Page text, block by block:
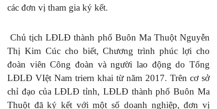
các đơn vị tham gia ký kết.
Chủ tịch LĐLĐ thành phố Buôn Ma Thuột Nguyễn
Thị Kim Cúc cho biết, Chương trình phúc lợi cho
đoàn viên Công đoàn và người lao động do Tổng
LĐLĐ VIệt Nam triern khai từ năm 2017. Trên cơ sở
chỉ đạo của LĐLĐ tỉnh, LĐLĐ thành phố Buôn Ma
Thuột đã ký kết với một số doanh nghiệp, đơn vị